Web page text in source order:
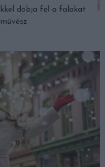
dobja fel a falakat